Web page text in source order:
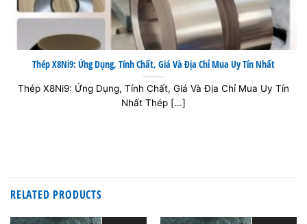
Thép X8Ni9: Ứng Dụng, Tính Chất, Giá Và Địa Chỉ Mua Uy Tín Nhất
Thép X8Ni9: Ứng Dụng, Tính Chất, Giá Và Địa Chỉ Mua Uy Tín
Nhất Thép [...]
RELATED PRODUCTS